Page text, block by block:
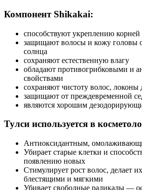
Компонент Shikakai:
способствуют укреплению корней
защищают волосы и кожу головы
солнца
сохраняют естественную влагу
обладают противогрибковыми и
свойствами
сохраняют чистоту волос,
защищают от преждевременной
являются хорошим
Тулси используется в
Антиоксидантным,
Убирает старые клетки и
появлению новых
Стимулирует рост волос, делает
блестящими и мягкими
Убивает свободные радикалы —